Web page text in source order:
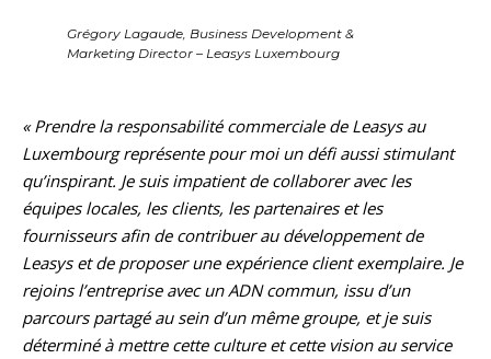
Grégory Lagaude, Business Development &
Marketing Director – Leasys Luxembourg
« Prendre la responsabilité commerciale de Leasys au
Luxembourg représente pour moi un défi aussi stimulant
qu’inspirant. Je suis impatient de collaborer avec les
équipes locales, les clients, les partenaires et les
fournisseurs afin de contribuer au développement de
Leasys et de proposer une expérience client exemplaire. Je
rejoins l’entreprise avec un ADN commun, issu d’un
parcours partagé au sein d’un même groupe, et je suis
déterminé à mettre cette culture et cette vision au service